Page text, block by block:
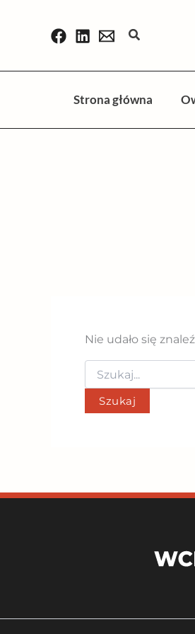
Szukaj
Strona główna
Nie udało się
dla: